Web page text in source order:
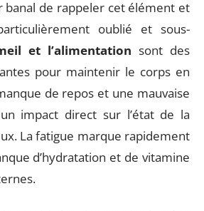
banal de rappeler cet élément et
oublié et sous-
et l’alimentation sont des
pour maintenir le corps en
de repos et une mauvaise
impact direct sur l’état de la
La fatigue marque rapidement
d’hydratation et de vitamine